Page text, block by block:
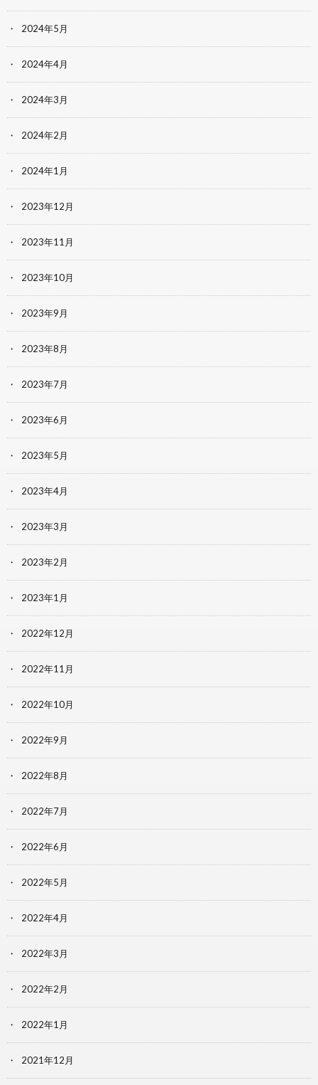
2024年5月
2024年4月
2024年3月
2024年2月
2024年1月
2023年12月
2023年11月
2023年10月
2023年9月
2023年8月
2023年7月
2023年6月
2023年5月
2023年4月
2023年3月
2023年2月
2023年1月
2022年12月
2022年11月
2022年10月
2022年9月
2022年8月
2022年7月
2022年6月
2022年5月
2022年4月
2022年3月
2022年2月
2022年1月
2021年12月